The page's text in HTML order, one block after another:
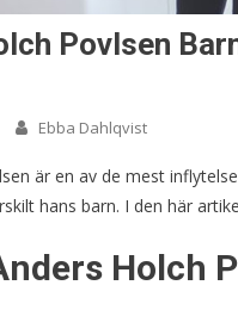
Povlsen
Ebba Dahlqvist
är en av de mest
hans barn. I den här
Holch